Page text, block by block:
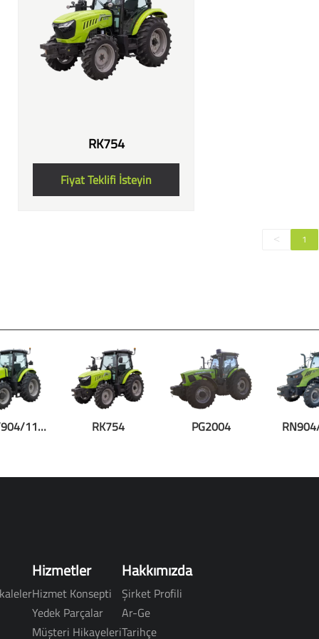
RK754
Fiyat Teklifi İsteyin
< 1
RM804/904/1104 RK754 PG2004
Hizmetler
Hizmet Konsepti
Yedek Parçalar
Müşteri Hikayeleri
Hakkımızda
Şirket Profili
Ar-Ge
Tarihçe